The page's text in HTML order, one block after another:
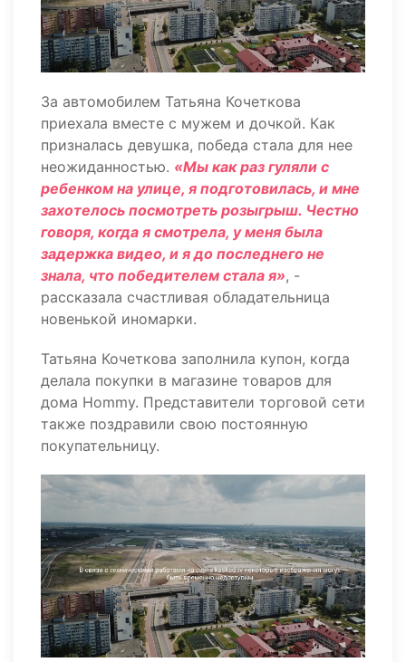
За автомобилем Татьяна Кочеткова
приехала вместе с мужем и дочкой. Как
призналась девушка, победа стала для нее
неожиданностью. «Мы как раз гуляли с
ребенком на улице, я подготовилась, и мне
захотелось посмотреть розыгрыш. Честно
говоря, когда я смотрела, у меня была
задержка видео, и я до последнего не
знала, что победителем стала я», -
рассказала счастливая обладательница
новенькой иномарки.
Татьяна Кочеткова заполнила купон, когда
делала покупки в магазине товаров для
дома Hommy. Представители торговой сети
также поздравили свою постоянную
покупательницу.